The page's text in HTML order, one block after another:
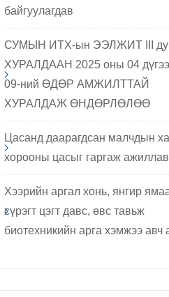
байгуулагдав
СУМЫН ИТХ-ын ЭЭЛЖИТ III
ХУРАЛДААН 2025 оны 04
09-ний ӨДӨР АМЖИЛТТАЙ
ХУРАЛДАЖ ӨНДӨРЛӨЛӨӨ
Цасанд даарагдсан малчдын
хорооны цасыг гаргаж ажиллав
Хээрийн аргал хонь, янгир
сүрэгт цэгт давс, өвс тавьж
биотехникийн арга хэмжээ авч